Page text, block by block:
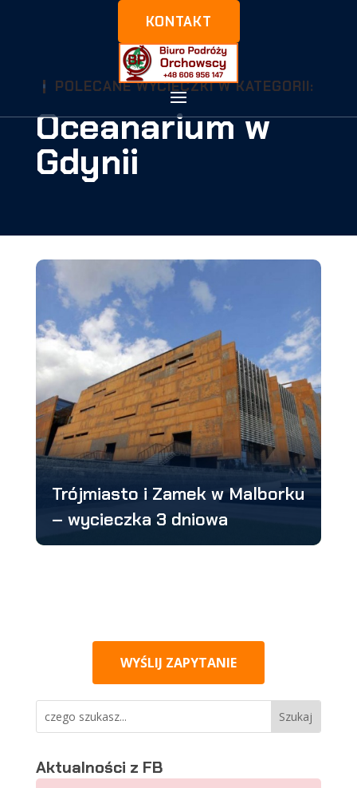
KONTAKT
POLECANE WYCIECZKI W KATEGORII:
Oceanarium w
Gdynii
Trójmiasto i Zamek w Malborku
– wycieczka 3 dniowa
WYŚLIJ ZAPYTANIE
Aktualności z FB